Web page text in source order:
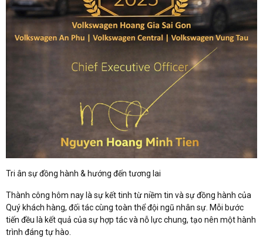
Tri ân sự đồng hành & hướng đến tương lai
Thành công hôm nay là sự kết tinh từ niềm tin và sự đồng hành của
Quý khách hàng, đối tác cùng toàn thể đội ngũ nhân sự. Mỗi bước
tiến đều là kết quả của sự hợp tác và nỗ lực chung, tạo nên một hành
trình đáng tự hào.